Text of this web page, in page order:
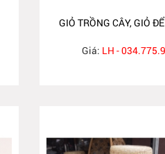
GIỎ TRỒNG CÂY, GIỎ
Giá: LH -